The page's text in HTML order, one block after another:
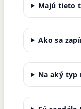
Majú tieto
Ako sa
Na aký typ